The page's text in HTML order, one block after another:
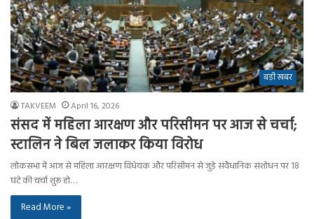
बड़ी खबर
TAKVEEM April 16, 2026
संसद में महिला आरक्षण और परिसीमन पर आज से चर्चा;
स्टालिन ने बिल जलाकर किया विरोध
लोकसभा में आज से महिला आरक्षण विधेयक और परिसीमन से जुड़े संवैधानिक संशोधन पर 18
घंटे की चर्चा शुरू हो…
Read More »